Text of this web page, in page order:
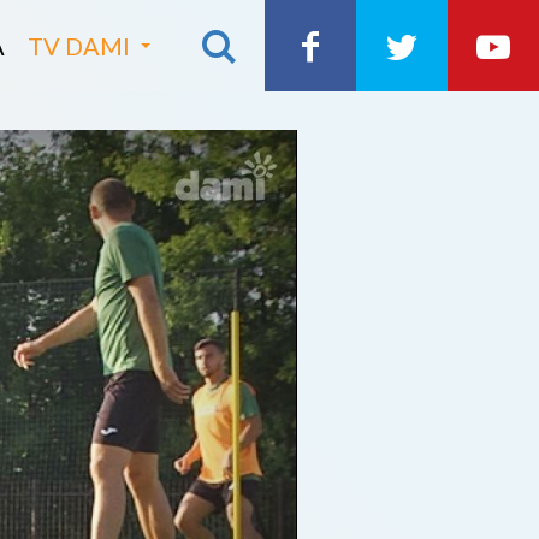
TV DAMI